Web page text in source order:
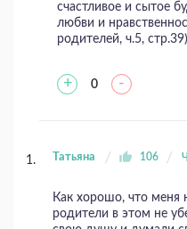
счастливое и сытое
любви и
родителей, ч.5, стр.39)
+ 0 -
Татьяна 106
Как хорошо, что меня
родители в этом не